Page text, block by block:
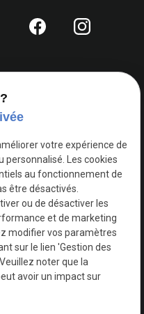
TVA
Intracommunautaire :
BE0749730618
votre expérience de
Les cookies
au fonctionnement de
être désactivés.
ou de désactiver les
et de marketing
modifier vos paramètres
sur le lien 'Gestion des
noter que la
avoir un impact sur